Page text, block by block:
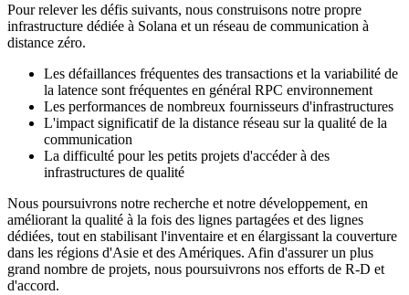
Pour relever les défis suivants, nous construisons notre propre
infrastructure dédiée à Solana et un réseau de communication à
distance zéro.
Les défaillances fréquentes des transactions et la variabilité de
la latence sont fréquentes en général RPC environnement
Les performances de nombreux fournisseurs d'infrastructures
L'impact significatif de la distance réseau sur la qualité de la
communication
La difficulté pour les petits projets d'accéder à des
infrastructures de qualité
Nous poursuivrons notre recherche et notre développement, en
améliorant la qualité à la fois des lignes partagées et des lignes
dédiées, tout en stabilisant l'inventaire et en élargissant la couverture
dans les régions d'Asie et des Amériques. Afin d'assurer un plus
grand nombre de projets, nous poursuivrons nos efforts de R-D et
d'accord.